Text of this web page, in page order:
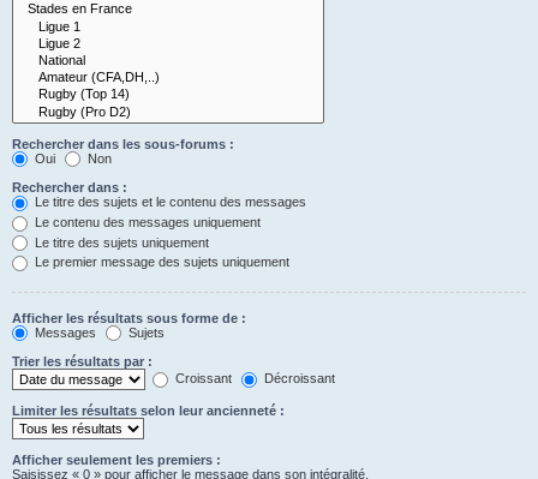
Rechercher dans les sous-forums :
Oui
Non
Rechercher dans :
Le titre des sujets et le contenu des messages
Le contenu des messages uniquement
Le titre des sujets uniquement
Le premier message des sujets uniquement
Afficher les résultats sous forme de :
Messages
Sujets
Trier les résultats par :
Croissant
Décroissant
Limiter les résultats selon leur ancienneté :
Afficher seulement les premiers :
Saisissez « 0 » pour afficher le message dans son intégralité.